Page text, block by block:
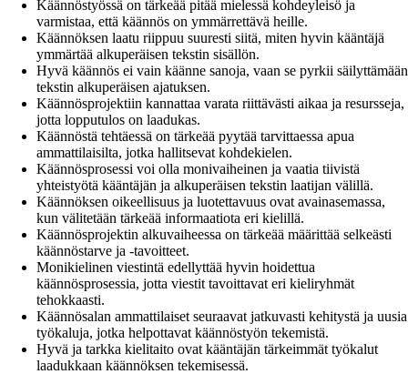
Käännöstyössä on tärkeää pitää mielessä kohdeyleisö ja
varmistaa, että käännös on ymmärrettävä heille.
Käännöksen laatu riippuu suuresti siitä, miten hyvin kääntäjä
ymmärtää alkuperäisen tekstin sisällön.
Hyvä käännös ei vain käänne sanoja, vaan se pyrkii säilyttämään
tekstin alkuperäisen ajatuksen.
Käännösprojektiin kannattaa varata riittävästi aikaa ja resursseja,
jotta lopputulos on laadukas.
Käännöstä tehtäessä on tärkeää pyytää tarvittaessa apua
ammattilaisilta, jotka hallitsevat kohdekielen.
Käännösprosessi voi olla monivaiheinen ja vaatia tiivistä
yhteistyötä kääntäjän ja alkuperäisen tekstin laatijan välillä.
Käännöksen oikeellisuus ja luotettavuus ovat avainasemassa,
kun välitetään tärkeää informaatiota eri kielillä.
Käännösprojektin alkuvaiheessa on tärkeää määrittää selkeästi
käännöstarve ja -tavoitteet.
Monikielinen viestintä edellyttää hyvin hoidettua
käännösprosessia, jotta viestit tavoittavat eri kieliryhmät
tehokkaasti.
Käännösalan ammattilaiset seuraavat jatkuvasti kehitystä ja uusia
työkaluja, jotka helpottavat käännöstyön tekemistä.
Hyvä ja tarkka kielitaito ovat kääntäjän tärkeimmät työkalut
laadukkaan käännöksen tekemisessä.